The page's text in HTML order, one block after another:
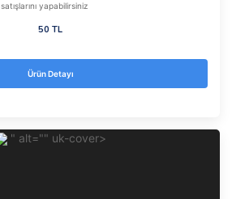
satışlarını yapabilirsiniz
50 TL
Ürün Detayı
" alt="" uk-cover>